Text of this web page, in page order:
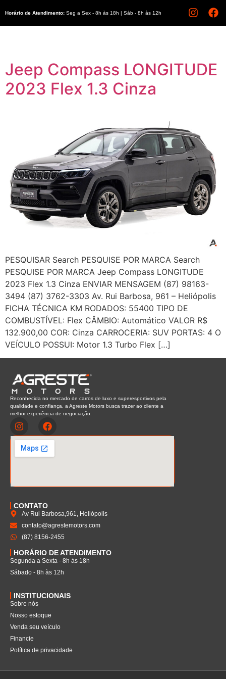
Horário de Atendimento: Seg a Sex - 8h às 18h | Sáb - 8h às 12h
Jeep Compass LONGITUDE
2023 Flex 1.3 Cinza
PESQUISAR Search PESQUISE POR MARCA Search
PESQUISE POR MARCA Jeep Compass LONGITUDE
2023 Flex 1.3 Cinza ENVIAR MENSAGEM (87) 98163-
3494 (87) 3762-3303 Av. Rui Barbosa, 961 – Heliópolis
FICHA TÉCNICA KM RODADOS: 55400 TIPO DE
COMBUSTÍVEL: Flex CÂMBIO: Automático VALOR R$
132.900,00 COR: Cinza CARROCERIA: SUV PORTAS: 4 O
VEÍCULO POSSUI: Motor 1.3 Turbo Flex […]
Reconhecida no mercado de carros de luxo e superesportivos pela
qualidade e confiança, a Agreste Motors busca trazer ao cliente a
melhor experiência de negociação.
CONTATO
Av Rui Barbosa,961, Heliópolis
contato@agrestemotors.com
(87) 8156-2455
HORÁRIO DE ATENDIMENTO
Segunda a Sexta - 8h às 18h
Sábado - 8h às 12h
INSTITUCIONAIS
Sobre nós
Nosso estoque
Venda seu veículo
Financie
Política de privacidade